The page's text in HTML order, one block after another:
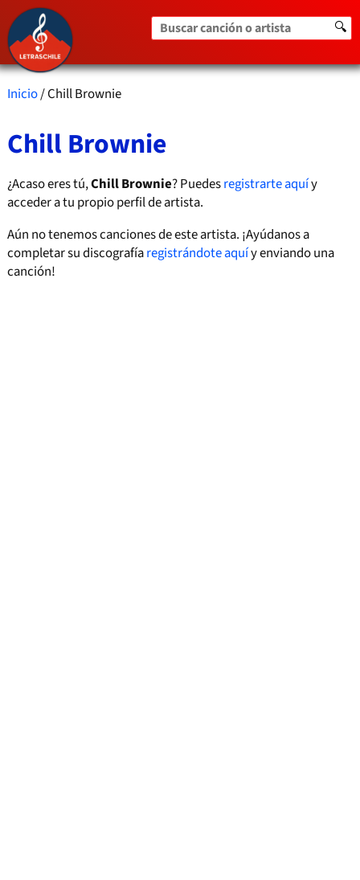
Buscar canción o artista 🔍
Inicio/ Chill Brownie
Chill Brownie
¿Acaso eres tú,Chill Brownie? Puedesregistrarte aquíy
acceder a tu propio perfil de artista.
Aún no tenemos canciones de este artista. ¡Ayúdanos a
completar su discografíaregistrándote aquíy enviando una
canción!